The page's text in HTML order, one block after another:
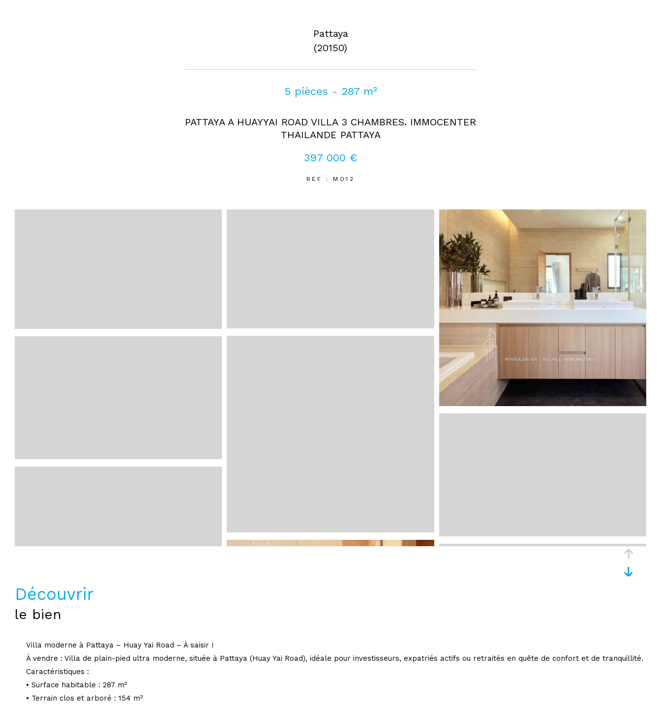
Pattaya
(20150)
5 pièces - 287 m²
PATTAYA A HUAYYAI ROAD VILLA 3 CHAMBRES. IMMOCENTER
THAILANDE PATTAYA
397 000 €
REF : MO12
découvrir
le bien
Villa moderne à Pattaya – Huay Yai Road – À saisir !
À vendre : Villa de plain-pied ultra moderne, située à Pattaya (Huay Yai Road), idéale pour investisseurs, expatriés actifs ou retraités en quête de confort et de tranquillité.
Caractéristiques :
• Surface habitable : 287 m²
• Terrain clos et arboré : 154 m²